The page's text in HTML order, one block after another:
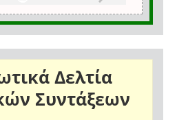
Δελτία
Συντάξεων